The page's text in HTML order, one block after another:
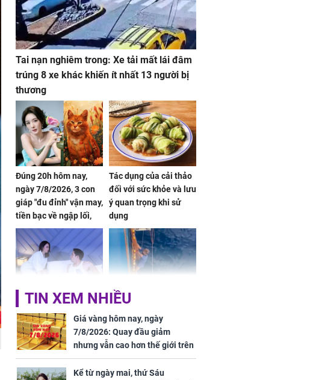
Tai nạn nghiêm trong: Xe tải mất lái đâm
trúng 8 xe khác khiến ít nhất 13 người bị
thương
Đúng 20h hôm nay,
ngày 7/8/2026, 3 con
giáp "đu đỉnh" vận may,
tiền bạc về ngập lối,
đón lộc ấm no, tình
tiền viên mãn
Tác dụng của cải thảo
đối với sức khỏe và lưu
ý quan trọng khi sử
dụng
Phát hiện vợ giấu
chuyện từng có chồng,
tôi đòi ly hôn nhưng
sững sờ khi nghe mẹ
tôi buông câu này
Ngư dân mất tích đã
được tìm thấy còn
sống sau 26 ngày lênh
đênh trên biển Thái
Bình Dương
TIN XEM NHIỀU
Giá vàng hôm nay, ngày
7/8/2026: Quay đầu giảm
nhưng vẫn cao hơn thế giới trên
7 triệu đồng
Kể từ ngày mai, thứ Sáu